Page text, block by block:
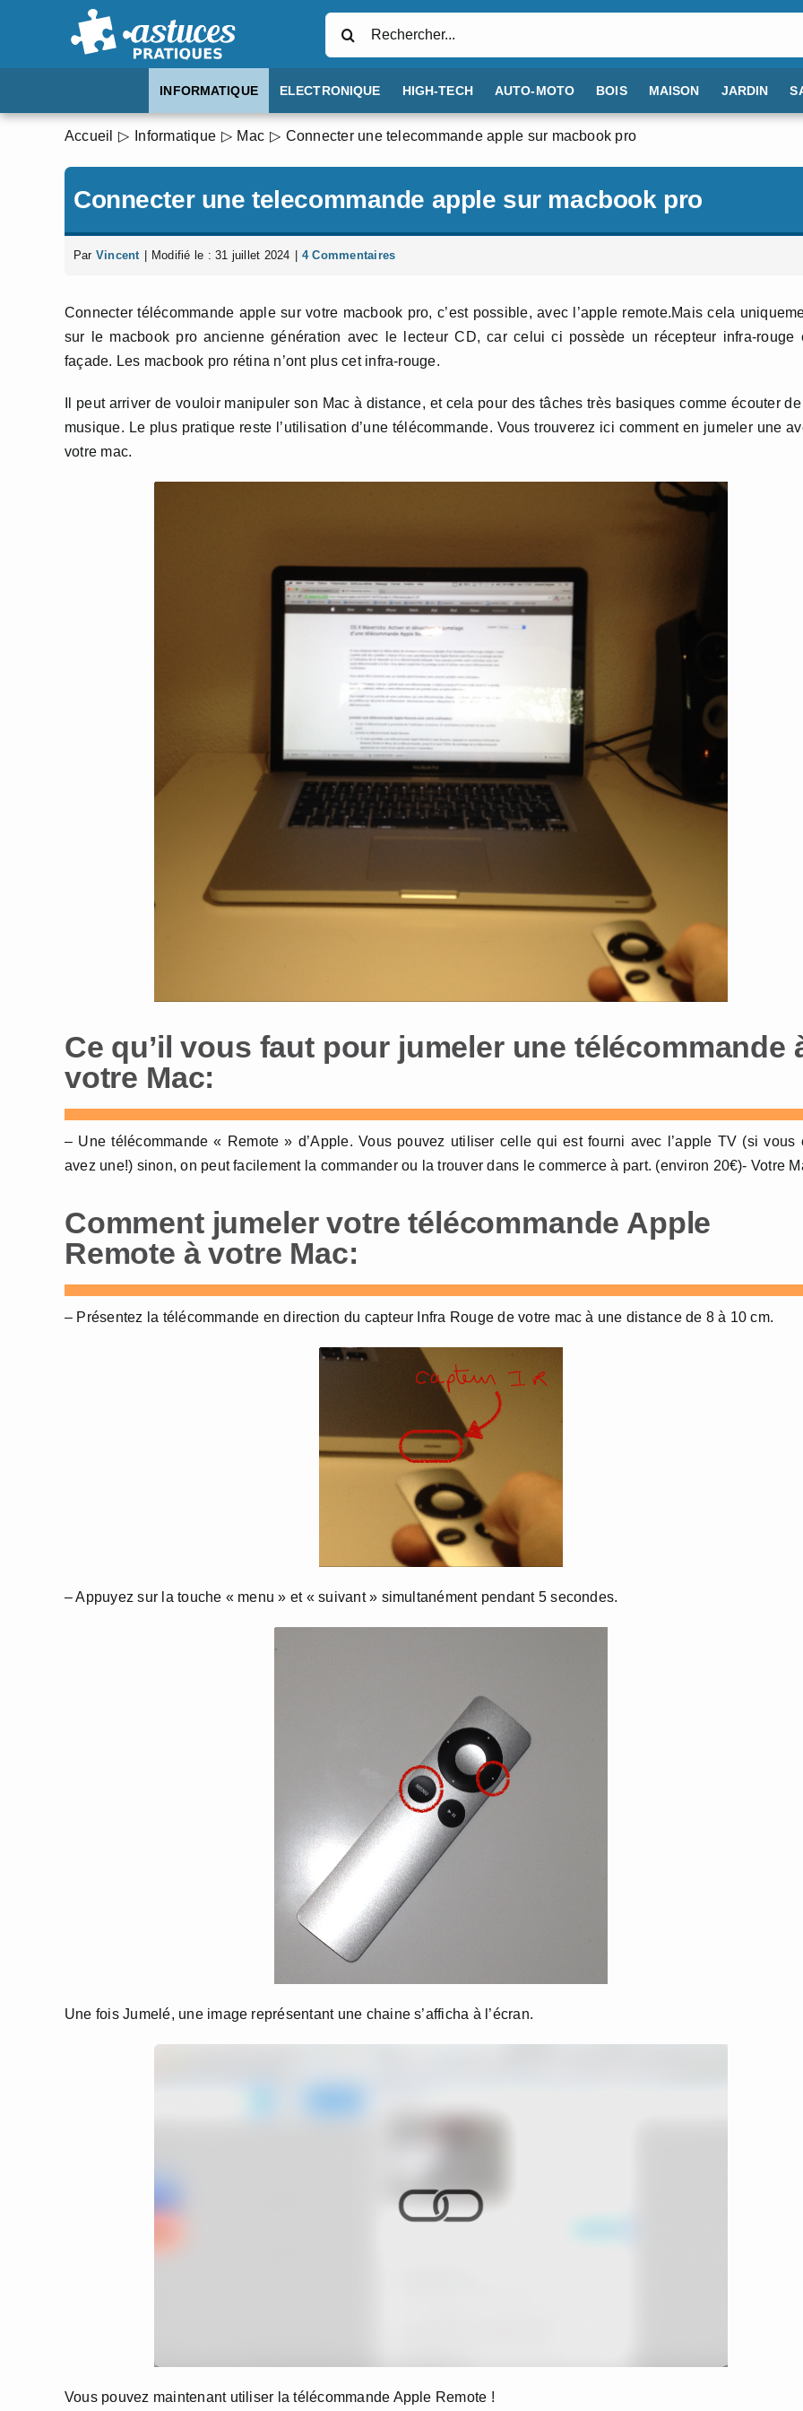
INFORMATIQUE ELECTRONIQUE HIGH-TECH AUTO-MOTO BOIS MAISON JARDIN
Accueil Informatique Mac Connecter une telecommande apple sur macbook pro
Connecter une telecommande apple sur macbook pro
Par Vincent Modifié le : 31 juillet 2024 4 Commentaires
Connecter télécommande apple sur votre macbook pro, c’est possible, avec l’apple remote.Mais cela
sur le macbook pro ancienne génération avec le lecteur CD, car celui ci possède un récepteur infra-rouge
façade. Les macbook pro rétina n’ont plus cet infra-rouge.
Il peut arriver de vouloir manipuler son Mac à distance, et cela pour des tâches très basiques comme écouter
musique. Le plus pratique reste l’utilisation d’une télécommande. Vous trouverez ici comment en jumeler une
votre mac.
Ce qu’il vous faut pour jumeler une télécommande
votre Mac:
– Une télécommande « Remote » d’Apple. Vous pouvez utiliser celle qui est fourni avec l’apple TV (si vous
avez une!) sinon, on peut facilement la commander ou la trouver dans le commerce à part. (environ 20€)- Votre
Comment jumeler votre télécommande Apple
Remote à votre Mac:
– Présentez la télécommande en direction du capteur Infra Rouge de votre mac à une distance de 8 à 10 cm.
– Appuyez sur la touche « menu » et « suivant » simultanément pendant 5 secondes.
Une fois Jumelé, une image représentant une chaine s’afficha à l’écran.
Vous pouvez maintenant utiliser la télécommande Apple Remote !